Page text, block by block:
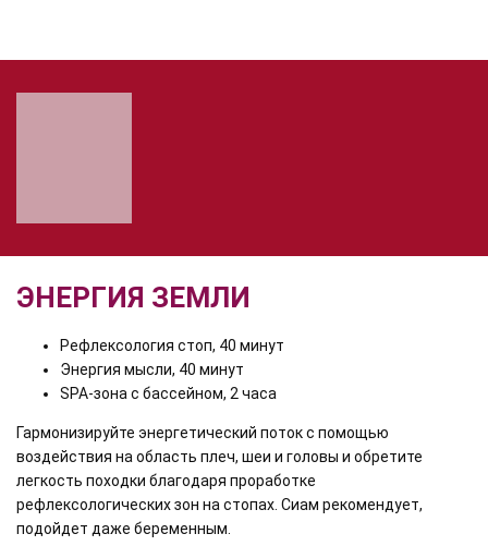
ЭНЕРГИЯ ЗЕМЛИ
Рефлексология стоп, 40 минут
Энергия мысли, 40 минут
SPA-зона с бассейном, 2 часа
Гармонизируйте энергетический поток с помощью
воздействия на область плеч, шеи и головы и обретите
легкость походки благодаря проработке
рефлексологических зон на стопах. Сиам рекомендует,
подойдет даже беременным.